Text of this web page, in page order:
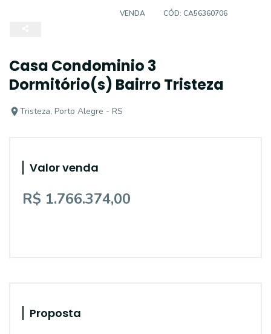
VENDA CÓD: CA56360706
Casa Condominio 3
Dormitório(s) Bairro Tristeza
Tristeza, Porto Alegre - RS
Valor venda
R$ 1.766.374,00
Proposta